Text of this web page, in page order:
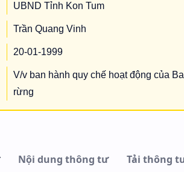
UBND Tỉnh Kon Tum
Trần Quang Vinh
20-01-1999
V/v ban hành quy chế hoạt động của
rừng